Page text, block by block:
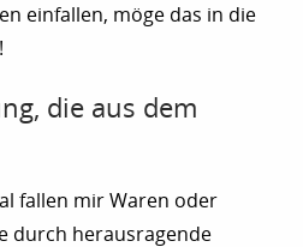
einfallen, möge das in die
die aus dem
fallen mir Waren oder
durch herausragende